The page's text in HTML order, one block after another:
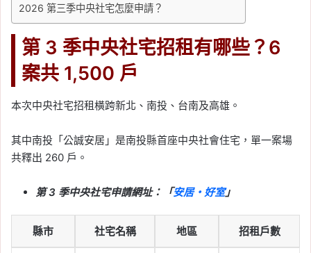
2026 第三季中央社宅怎麼申請？
第 3 季中央社宅招租有哪些？6
案共 1,500 戶
本次中央社宅招租橫跨新北、南投、台南及高雄。
其中南投「公誠安居」是南投縣首座中央社會住宅，單一案場
共釋出 260 戶。
第 3 季中央社宅申請網址：「安居・好室」
縣市 社宅名稱 地區 招租戶數